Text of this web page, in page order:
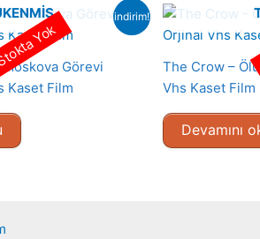
indirim!
Görevi
Kaset Film
Yok
The Crow –
Vhs Kaset Film
Devamını